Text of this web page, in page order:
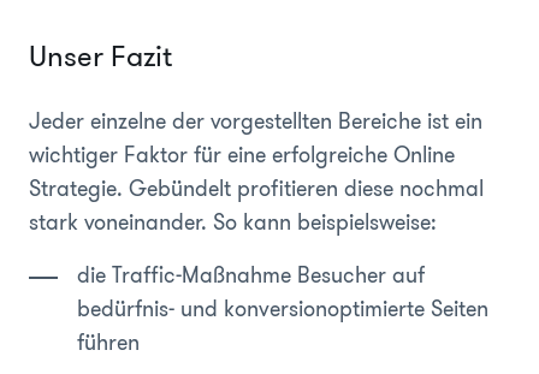
Unser Fazit
Jeder einzelne der vorgestellten Bereiche ist ein
wichtiger Faktor für eine erfolgreiche Online
Strategie. Gebündelt profitieren diese nochmal
stark voneinander. So kann beispielsweise:
die Traffic-Maßnahme Besucher auf
bedürfnis- und konversionoptimierte Seiten
führen